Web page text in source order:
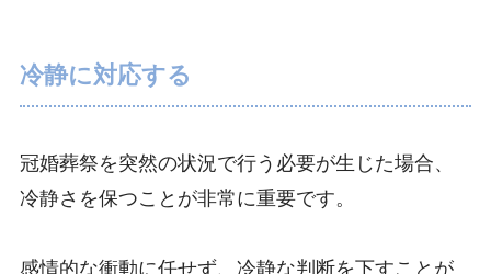
冷静に対応する
冠婚葬祭を突然の状況で行う必要が生じた場合、
冷静さを保つことが非常に重要です。
感情的な衝動に任せず、冷静な判断を下すことが